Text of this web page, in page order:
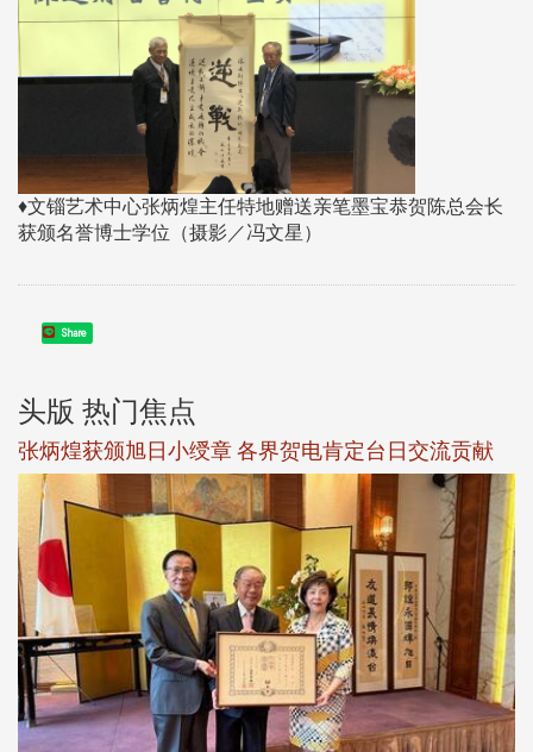
♦文锱艺术中心张炳煌主任特地赠送亲笔墨宝恭贺陈总会长
获颁名誉博士学位（摄影／冯文星）
Share
头版 热门焦点
张炳煌获颁旭日小绶章 各界贺电肯定台日交流贡献